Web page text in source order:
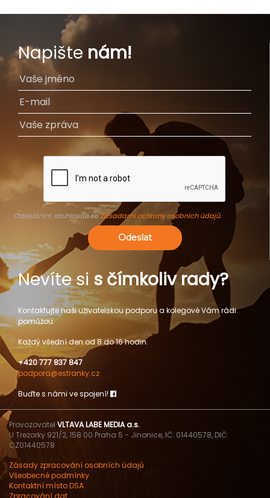
Napište nám!
Odesláním souhlasíte seZásadami ochrany osobních údajů.
Odeslat
Nevíte si s čímkoliv rady?
Kontaktujte naši uživatelskou podporu a kolegové Vám rádi
pomůžou.
Každý všední den od 8 do 16 hodin.
+420 777 837 847
podpora@estranky.cz
Buďte s námi ve spojení!
Provozovatel VLTAVA LABE MEDIA a.s.
U Trezorky 921/2, 158 00 Praha 5 - Jinonice, IČ: 01440578, DIČ:
CZ01440578
Zásady zpracování osobních údajů
Všeobecné podmínky
Kontaktní místo DSA
Zpracování dat